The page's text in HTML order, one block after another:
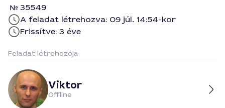
35549
A feladat létrehozva: 09 júl. 14:54-kor
Frissítve: 3 éve
Feladat létrehozója
Viktor
Offline